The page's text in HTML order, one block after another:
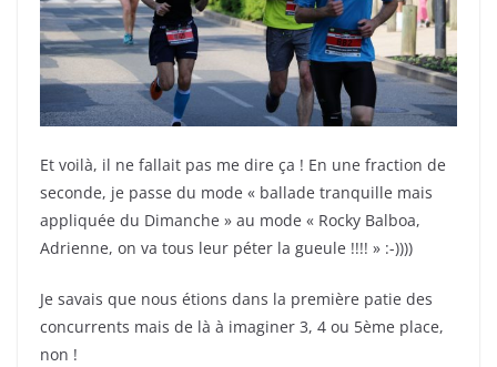
Et voilà, il ne fallait pas me dire ça ! En une fraction de
seconde, je passe du mode « ballade tranquille mais
appliquée du Dimanche » au mode « Rocky Balboa,
Adrienne, on va tous leur péter la gueule !!!! » :-))))
Je savais que nous étions dans la première patie des
concurrents mais de là à imaginer 3, 4 ou 5ème place,
non !